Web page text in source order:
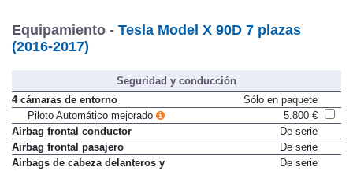
Equipamiento - Tesla Model X 90D 7 plazas
(2016-2017)
Seguridad y conducción
4 cámaras de entorno
Sólo en paquete
Piloto Automático mejorado
5.800 €
Airbag frontal conductor
De serie
Airbag frontal pasajero
De serie
Airbags de cabeza delanteros y
De serie